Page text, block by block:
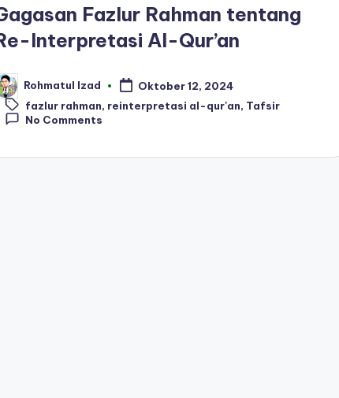
Fazlur Rahman tentang
Interpretasi Al-Qur’an
Rohmatul Izad
Oktober 12, 2024
Tags:
fazlur rahman, reinterpretasi al-qur'an, Tafsir
No Comments